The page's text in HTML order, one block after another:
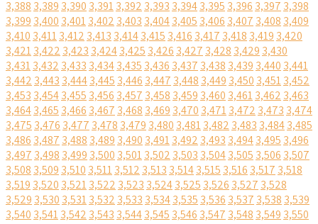
3,388 3,389 3,390 3,3913,392 3,393 3,3943,395 3,396 3,397 3,398
3,399 3,400 3,4013,402 3,403 3,4043,405 3,406 3,407 3,408 3,409
3,410 3,4113,412 3,413 3,4143,415 3,416 3,417 3,418 3,419 3,420
3,4213,422 3,423 3,4243,425 3,426 3,427 3,428 3,429 3,430
3,4313,432 3,433 3,4343,435 3,436 3,437 3,438 3,439 3,440 3,441
3,442 3,443 3,4443,445 3,446 3,447 3,448 3,449 3,450 3,4513,452
3,453 3,4543,455 3,456 3,457 3,458 3,459 3,460 3,4613,462 3,463
3,4643,465 3,466 3,467 3,468 3,469 3,470 3,4713,472 3,473 3,474
3,475 3,476 3,477 3,478 3,479 3,480 3,4813,482 3,483 3,4843,485
3,486 3,487 3,488 3,489 3,490 3,4913,492 3,493 3,4943,495 3,496
3,497 3,498 3,499 3,500 3,5013,502 3,503 3,5043,505 3,506 3,507
3,508 3,509 3,510 3,5113,512 3,513 3,5143,515 3,516 3,517 3,518
3,519 3,520 3,5213,522 3,523 3,5243,525 3,526 3,527 3,528
3,529 3,530 3,5313,532 3,533 3,5343,535 3,536 3,537 3,538 3,539
3,540 3,5413,542 3,543 3,5443,545 3,546 3,547 3,548 3,549 3,550